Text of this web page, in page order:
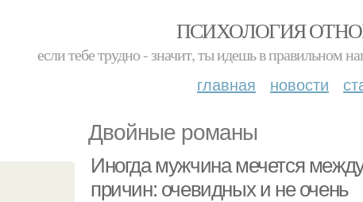
ПСИХОЛОГИЯ
если тебе трудно - значит, ты идешь в правильном
главная новости
Двойные романы
Иногда мужчина мечется
причин: очевидных и не очень